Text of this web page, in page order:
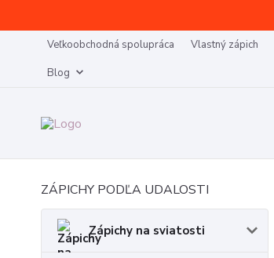
Veľkoobchodná spolupráca Vlastný zápich
Blog
ZÁPICHY PODĽA UDALOSTI
Zápichy na sviatosti